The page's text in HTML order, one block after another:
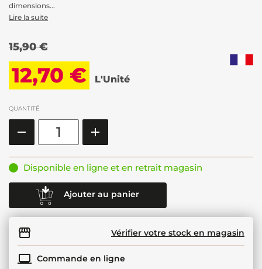
dimensions...
Lire la suite
15,90 €
12,70 € L'Unité
QUANTITÉ
Disponible en ligne et en retrait magasin
Ajouter au panier
Vérifier votre stock en magasin
Commande en ligne